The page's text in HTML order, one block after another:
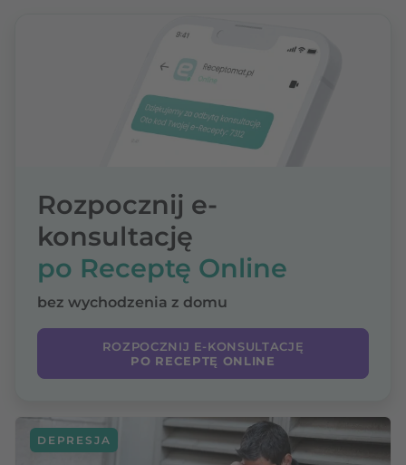
Rozpocznij e-
konsultację
po Receptę Online
bez wychodzenia z domu
ROZPOCZNIJ E-KONSULTACJĘ
PO RECEPTĘ ONLINE
DEPRESJA